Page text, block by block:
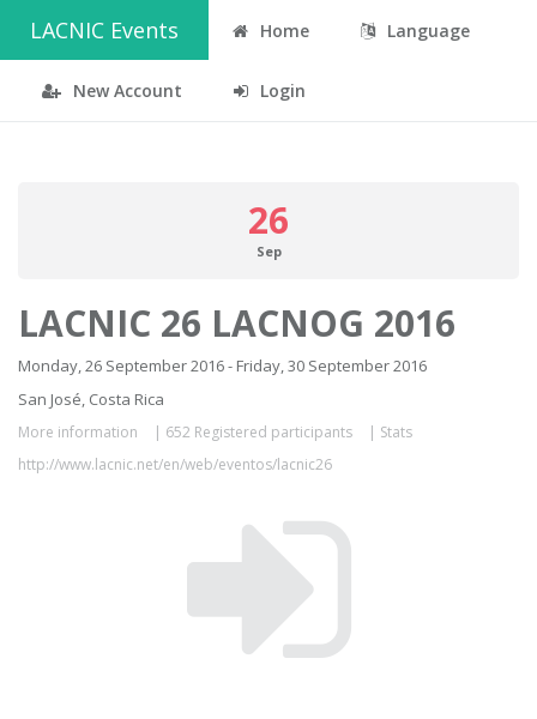
LACNIC Events Home Language
New Account Login
26
Sep
LACNIC 26 LACNOG 2016
Monday, 26 September 2016 - Friday, 30 September 2016
San José, Costa Rica
More information | 652 Registered participants | Stats
http://www.lacnic.net/en/web/eventos/lacnic26